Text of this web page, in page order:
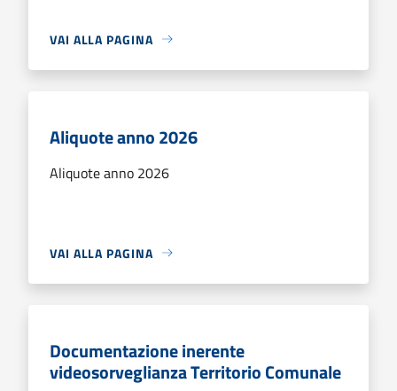
VAI ALLA PAGINA
Aliquote anno 2026
Aliquote anno 2026
VAI ALLA PAGINA
Documentazione inerente
videosorveglianza Territorio Comunale